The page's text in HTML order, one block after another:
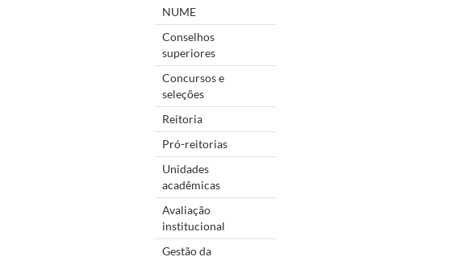
NUME
Conselhos
superiores
Concursos e
seleções
Reitoria
Pró-reitorias
Unidades
acadêmicas
Avaliação
institucional
Gestão da